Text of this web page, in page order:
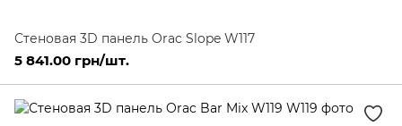
Стеновая 3D панель Orac Slope W117
5 841.00 грн/шт.